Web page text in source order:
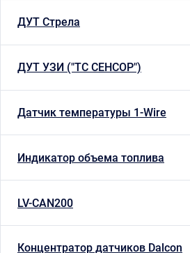
ДУТ Стрела
ДУТ УЗИ ("ТС СЕНСОР")
Датчик температуры 1-Wire
Индикатор объема топлива
LV-CAN200
Концентратор датчиков Dalcon